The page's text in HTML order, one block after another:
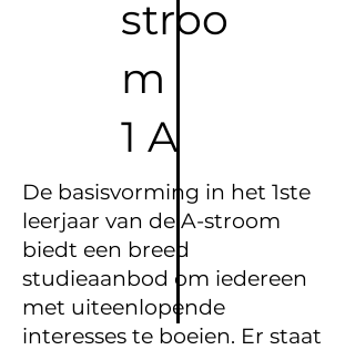
stroo
m
1 A
De basisvorming in het 1ste
leerjaar van de A-stroom
biedt een breed
studieaanbod om iedereen
met uiteenlopende
interesses te boeien. Er staat